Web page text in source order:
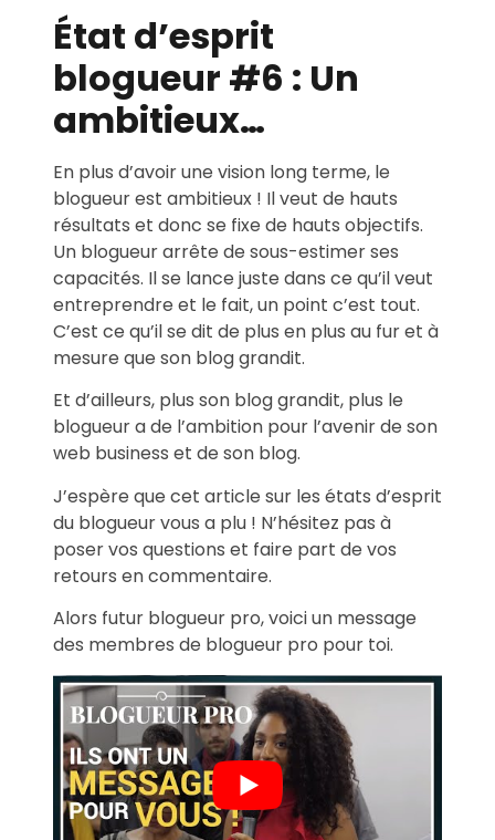
État d’esprit
blogueur #6 : Un
ambitieux…
En plus d’avoir une vision long terme, le
blogueur est ambitieux ! Il veut de hauts
résultats et donc se fixe de hauts objectifs.
Un blogueur arrête de sous-estimer ses
capacités. Il se lance juste dans ce qu’il veut
entreprendre et le fait, un point c’est tout.
C’est ce qu’il se dit de plus en plus au fur et à
mesure que son blog grandit.
Et d’ailleurs, plus son blog grandit, plus le
blogueur a de l’ambition pour l’avenir de son
web business et de son blog.
J’espère que cet article sur les états d’esprit
du blogueur vous a plu ! N’hésitez pas à
poser vos questions et faire part de vos
retours en commentaire.
Alors futur blogueur pro, voici un message
des membres de blogueur pro pour toi.